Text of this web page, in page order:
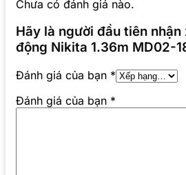
Chưa có đánh giá nào.
Hãy là người đầu tiên nhận
động Nikita 1.36m MD02-
Đánh giá của bạn *
Đánh giá của bạn *